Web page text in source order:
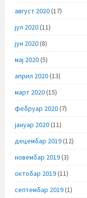
август 2020(17)
јул 2020(11)
јун 2020(8)
мај 2020(5)
април 2020(13)
март 2020(15)
фебруар 2020(7)
јануар 2020(11)
децембар 2019(12)
новембар 2019(3)
октобар 2019(11)
септембар 2019(1)